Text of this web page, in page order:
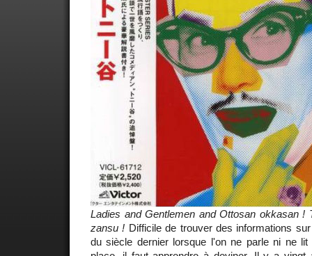
Ladies and Gentlemen and Ottosan okkasan !
zansu ! Difficile de trouver des informations
du siècle dernier lorsque l'on ne parle ni ne